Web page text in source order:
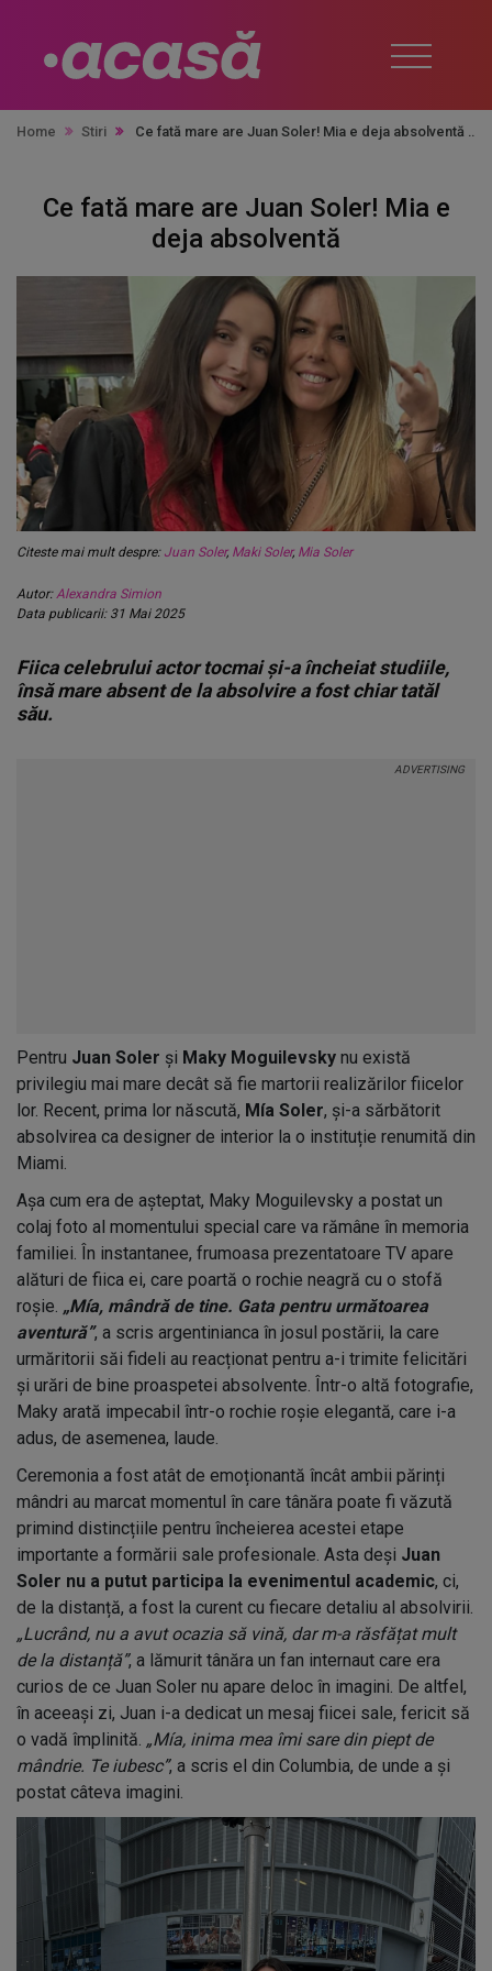
Home Stiri Ce fată mare are Juan Soler! Mia e deja absolventă
Ce fată mare are Juan Soler! Mia e
deja absolventă
Citeste mai mult despre: Juan Soler, Maki Soler, Mia Soler
Autor:Alexandra Simion
Data publicarii: 31 Mai 2025
Fiica celebrului actor tocmai și-a încheiat studiile,
însă mare absent de la absolvire a fost chiar tatăl
său.
Pentru Juan Soler și Maky Moguilevsky nu există
privilegiu mai mare decât să fie martorii realizărilor fiicelor
lor. Recent, prima lor născută, Mía Soler, și-a sărbătorit
absolvirea ca designer de interior la o instituție renumită din
Miami.
Așa cum era de așteptat, Maky Moguilevsky a postat un
colaj foto al momentului special care va rămâne în memoria
familiei. În instantanee, frumoasa prezentatoare TV apare
alături de fiica ei, care poartă o rochie neagră cu o stofă
roșie. „Mía, mândră de tine. Gata pentru următoarea
aventură”, a scris argentinianca în josul postării, la care
urmăritorii săi fideli au reacționat pentru a-i trimite felicitări
și urări de bine proaspetei absolvente. Într-o altă fotografie,
Maky arată impecabil într-o rochie roșie elegantă, care i-a
adus, de asemenea, laude.
Ceremonia a fost atât de emoționantă încât ambii părinți
mândri au marcat momentul în care tânăra poate fi văzută
primind distincțiile pentru încheierea acestei etape
importante a formării sale profesionale. Asta deși Juan
Soler nu a putut participa la evenimentul academic, ci,
de la distanță, a fost la curent cu fiecare detaliu al absolvirii.
„Lucrând, nu a avut ocazia să vină, dar m-a răsfățat mult
de la distanță”, a lămurit tânăra un fan internaut care era
curios de ce Juan Soler nu apare deloc în imagini. De altfel,
în aceeași zi, Juan i-a dedicat un mesaj fiicei sale, fericit să
o vadă împlinită. „Mía, inima mea îmi sare din piept de
mândrie. Te iubesc”, a scris el din Columbia, de unde a și
postat câteva imagini.